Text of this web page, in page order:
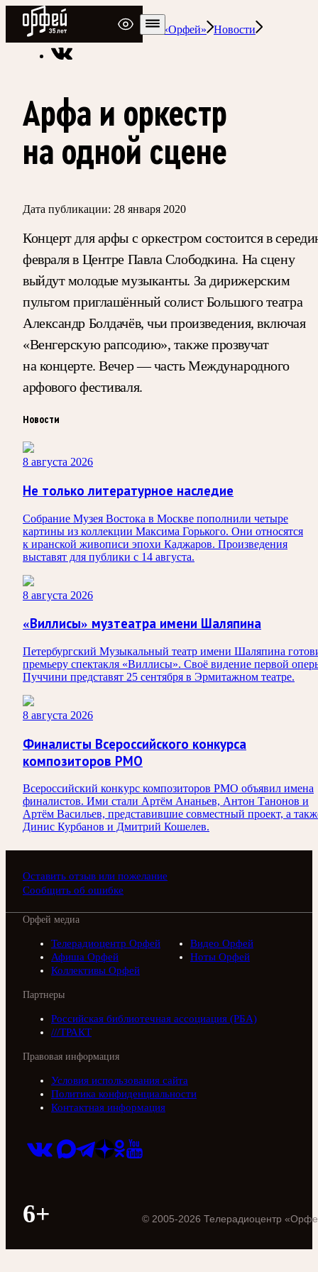
Радио Орфей
Радио классической музыки «Орфей»
Новости
Арфа и оркестр
на одной сцене
Дата публикации: 28 января 2020
Концерт для арфы с оркестром состоится в
февраля в Центре Павла Слободкина. На сцену
выйдут молодые музыканты. За дирижерским
пультом приглашённый солист Большого театра
Александр Болдачёв, чьи произведения, включая
«Венгерскую рапсодию», также прозвучат
на концерте. Вечер — часть Международного
арфового фестиваля.
Новости
8 августа 2026
Не только литературное наследие
Собрание Музея Востока в Москве пополнили четыре
картины из коллекции Максима Горького. Они относятся
к иранской живописи эпохи Каджаров. Произведения
выставят для публики с 14 августа.
8 августа 2026
«Виллисы» музтеатра имени Шаляпина
Петербургский Музыкальный театр имени Шаляпина
премьеру спектакля «Виллисы». Своё видение первой
Пуччини представят 25 сентября в Эрмитажном театре.
8 августа 2026
Финалисты Всероссийского конкурса
композиторов РМО
Всероссийский конкурс композиторов РМО объявил имена
финалистов. Ими стали Артём Ананьев, Антон Танонов и
Артём Васильев, представившие совместный проект, а
Динис Курбанов и Дмитрий Кошелев.
Оставить отзыв или пожелание
Сообщить об ошибке
Орфей медиа
Телерадиоцентр Орфей
Видео Орфей
Афиша Орфей
Ноты Орфей
Коллективы Орфей
Партнеры
Российская библиотечная ассоциация (РБА)
///ТРАКТ
Правовая информация
Условия использования сайта
Политика конфиденциальности
Контактная информация
6+ © 2005-2026 Телерадиоцентр